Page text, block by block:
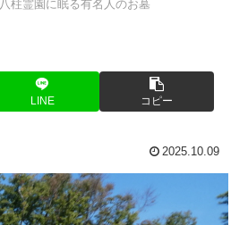
八柱霊園に眠る有名人のお墓
LINE コピー
2025.10.09